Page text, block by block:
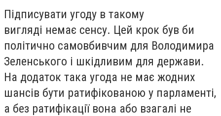
Підписувати угоду в такому
вигляді немає сенсу. Цей крок був би
політично самовбивчим для Володимира
Зеленського і шкідливим для держави.
На додаток така угода не має жодних
шансів бути ратифікованою у парламенті,
а без ратифікації вона або взагалі не